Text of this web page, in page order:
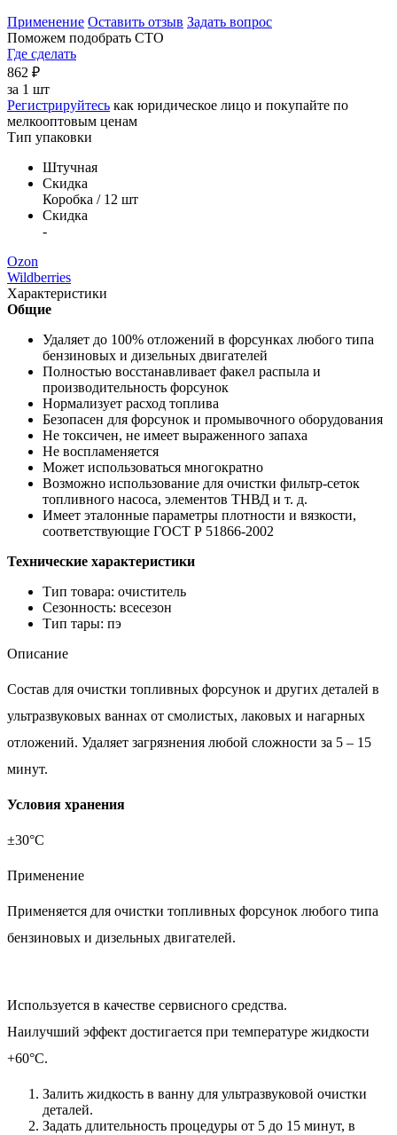
Применение Оставить отзыв Задать вопрос
Поможем подобрать СТО
Где сделать
862 ₽
за 1 шт
Регистрируйтесь как юридическое лицо и покупайте по
мелкооптовым ценам
Тип упаковки
Штучная
Скидка
Коробка / 12 шт
Скидка
-
Ozon
Wildberries
Характеристики
Общие
Удаляет до 100% отложений в форсунках любого типа
бензиновых и дизельных двигателей
Полностью восстанавливает факел распыла и
производительность форсунок
Нормализует расход топлива
Безопасен для форсунок и промывочного оборудования
Не токсичен, не имеет выраженного запаха
Не воспламеняется
Может использоваться многократно
Возможно использование для очистки фильтр-сеток
топливного насоса, элементов ТНВД и т. д.
Имеет эталонные параметры плотности и вязкости,
соответствующие ГОСТ Р 51866-2002
Технические характеристики
Тип товара: очиститель
Сезонность: всесезон
Тип тары: пэ
Описание
Состав для очистки топливных форсунок и других деталей в
ультразвуковых ваннах от смолистых, лаковых и нагарных
отложений. Удаляет загрязнения любой сложности за 5 – 15
минут.
Условия хранения
±30°С
Применение
Применяется для очистки топливных форсунок любого типа
бензиновых и дизельных двигателей.
Используется в качестве сервисного средства.
Наилучший эффект достигается при температуре жидкости
+60°С.
Залить жидкость в ванну для ультразвуковой очистки
деталей.
Задать длительность процедуры от 5 до 15 минут, в